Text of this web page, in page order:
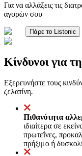
Για να αλλάξεις τις
αγορών σου
Πάρε το Listonic
Κίνδυνοι για
Εξερευνήστε τους
ζελατίνη.
Πιθανότητα
ιδιαίτερα σε
πρωτεΐνες,
πρήξιμο ή